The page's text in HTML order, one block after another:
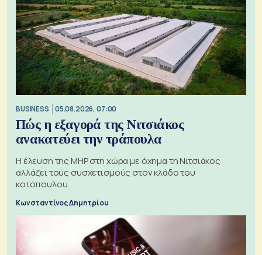
BUSINESS 05.08.2026, 07:00
Πώς η εξαγορά της Νιτσιάκος
ανακατεύει την τράπουλα
H έλευση της MHP στη χώρα με όχημα τη Νιτσιάκος
αλλάζει τους συσχετισμούς στον κλάδο του
κοτόπουλου
Κωνσταντίνος Δημητρίου